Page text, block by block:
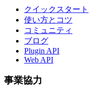
クイックスタート
使い方とコツ
コミュニティ
ブログ
Plugin API
Web API
事業協力